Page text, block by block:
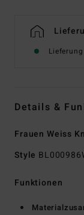
Details &
Frauen Weiss
Style
Funktionen